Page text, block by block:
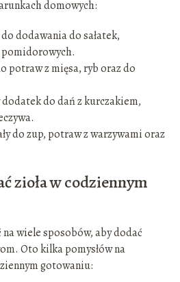
domowych:
dodawania do sałatek,
potraw z mięsa, ryb oraz do
do dań z kurczakiem,
do zup, potraw z warzywami oraz
zioła w codziennym
wiele sposobów, aby dodać
Oto kilka pomysłów na
gotowaniu: